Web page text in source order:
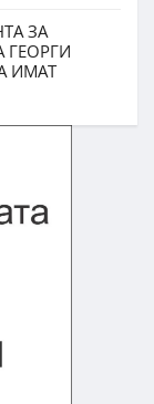
ЗА
ГЕОРГИ
ИМАТ